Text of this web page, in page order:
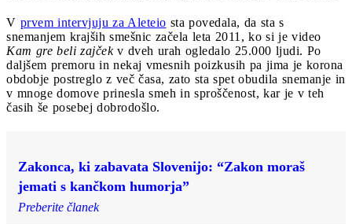
V prvem intervjuju za Aleteio sta povedala, da sta s
snemanjem krajših smešnic začela leta 2011, ko si je video
Kam gre beli zajčekv dveh urah ogledalo 25.000 ljudi. Po
daljšem premoru in nekaj vmesnih poizkusih pa jima je korona
obdobje postreglo z več časa, zato sta spet obudila snemanje in
v mnoge domove prinesla smeh in sproščenost, kar je v teh
časih še posebej dobrodošlo.
Zakonca, ki zabavata Slovenijo: “Zakon moraš
jemati s kančkom humorja”
Preberite članek